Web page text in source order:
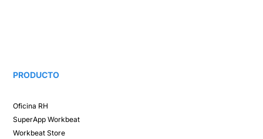
PRODUCTO
Oficina RH​
SuperAppWorkbeat
Workbeat Store​